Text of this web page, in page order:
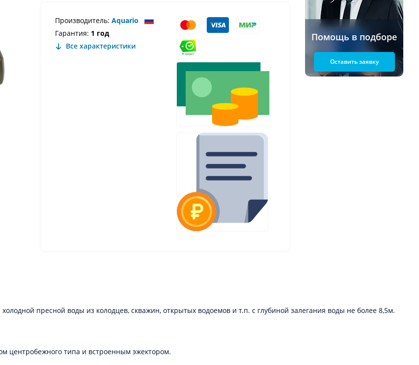
Производитель: Aquario
Гарантия: 1 год
Все характеристики
Помощь в подборе
Оставить заявку
пресной воды из колодцев, скважин, открытых водоемов и т.п. с глубиной залегания воды не более 8,5м.
центробежного типа и встроенным эжектором.